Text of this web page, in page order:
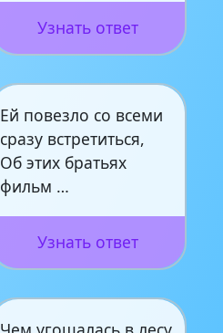
Узнать ответ
Ей повезло со всеми
сразу встретиться,
Об этих братьях
фильм …
Узнать ответ